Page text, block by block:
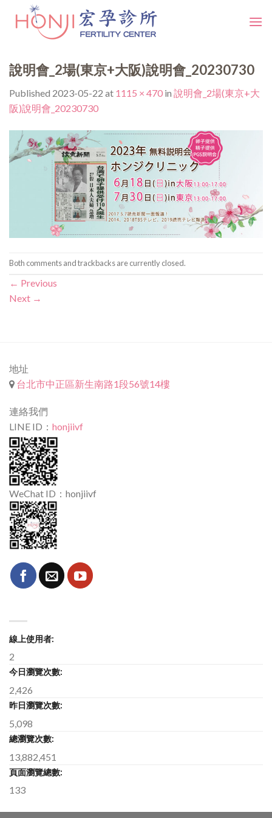
說明會_2場(東京+大阪)說明會_20230730
Published 2023-05-22 at 1115 × 470 in 說明會_2場(東京+大
阪)說明會_20230730
Both comments and trackbacks are currently closed.
← Previous
Next →
地址
台北市中正區新生南路1段56號14樓
連絡我們
LINE ID： honjiivf
WeChat ID：honjiivf
線上使用者:
2
今日瀏覽次數:
2,426
昨日瀏覽次數:
5,098
總瀏覽次數:
13,882,451
頁面瀏覽總數:
133